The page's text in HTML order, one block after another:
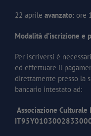
22 aprile avanzato: ore
Modalità d’iscrizione e
Per iscriversi è
ed effettuare il
direttamente presso la
bancario intestato ad:
Associazione Culturale